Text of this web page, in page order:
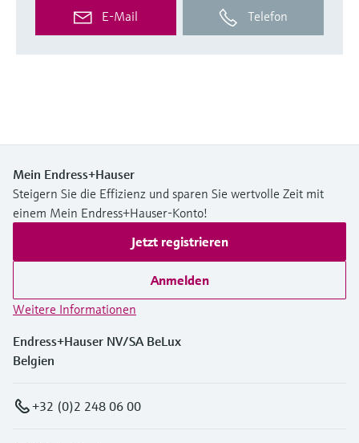
E-Mail Telefon
Mein Endress+Hauser
Steigern Sie die Effizienz und sparen Sie wertvolle Zeit mit
einem Mein Endress+Hauser-Konto!
Jetzt registrieren
Anmelden
Weitere Informationen
Endress+Hauser NV/SA BeLux
Belgien
+32 (0)2 248 06 00